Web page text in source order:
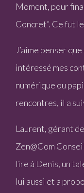
Moment, pour
Concret”. Ce fut
J’aime penser
intéressé mes
numérique ou
rencontres, il a
Laurent, gérant
Zen@Com
lire à Denis, un
lui aussi et a